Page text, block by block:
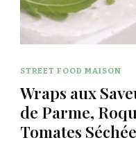
STREET FOOD MAISON
Wraps aux
de Parme,
Tomates